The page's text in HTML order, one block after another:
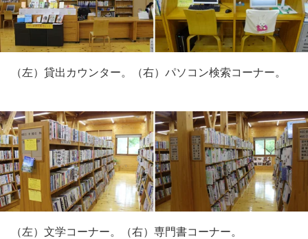
（左）貸出カウンター。（右）パソコン検索コーナー。
（左）文学コーナー。（右）専門書コーナー。